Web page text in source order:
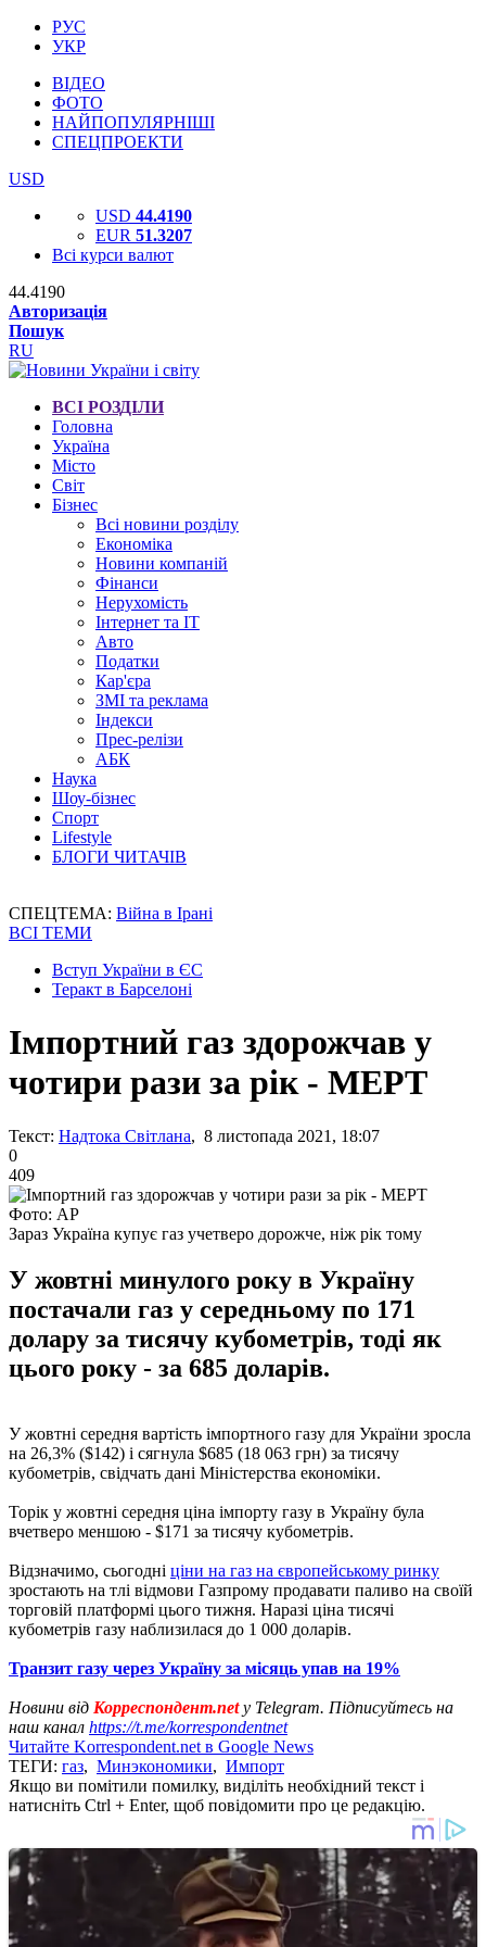
РУС
УКР
ВІДЕО
ФОТО
НАЙПОПУЛЯРНІШІ
СПЕЦПРОЕКТИ
USD
USD 44.4190
EUR 51.3207
Всі курси валют
44.4190
Авторизація
Пошук
RU
ВСІ РОЗДІЛИ
Головна
Україна
Місто
Світ
Бізнес
Всі новини розділу
Економіка
Новини компаній
Фінанси
Нерухомість
Інтернет та IT
Авто
Податки
Кар'єра
ЗМІ та реклама
Індекси
Прес-релізи
АБК
Наука
Шоу-бізнес
Спорт
Lifestyle
БЛОГИ ЧИТАЧІВ
СПЕЦТЕМА: Війна в Ірані
ВСІ ТЕМИ
Вступ України в ЄС
Теракт в Барселоні
Імпортний газ здорожчав у
чотири рази за рік - МЕРТ
Текст: Надтока Світлана, 8 листопада 2021, 18:07
0
409
Фото: AP
Зараз Україна купує газ учетверо дорожче, ніж рік тому
У жовтні минулого року в Україну
постачали газ у середньому по 171
долару за тисячу кубометрів, тоді як
цього року - за 685 доларів.
У жовтні середня вартість імпортного газу для України зросла
на 26,3% ($142) і сягнула $685 (18 063 грн) за тисячу
кубометрів, свідчать дані Міністерства економіки.
Торік у жовтні середня ціна імпорту газу в Україну була
вчетверо меншою - $171 за тисячу кубометрів.
Відзначимо, сьогодні ціни на газ на європейському ринку
зростають на тлі відмови Газпрому продавати паливо на своїй
торговій платформі цього тижня. Наразі ціна тисячі
кубометрів газу наблизилася до 1 000 доларів.
Транзит газу через Україну за місяць упав на 19%
Новини від Корреспондент.netу Telegram. Підписуйтесь на
наш канал https://t.me/korrespondentnet
Читайте Korrespondent.net в Google News
ТЕГИ: газ, Минэкономики, Импорт
Якщо ви помітили помилку, виділіть необхідний текст і
натисніть Ctrl + Enter, щоб повідомити про це редакцію.